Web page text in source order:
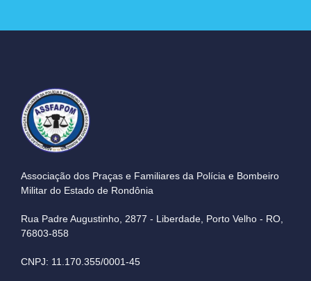
Associação dos Praças e Familiares da Polícia e Bombeiro
Militar do Estado de Rondônia
Rua Padre Augustinho, 2877 - Liberdade, Porto Velho - RO,
76803-858
CNPJ: 11.170.355/0001-45